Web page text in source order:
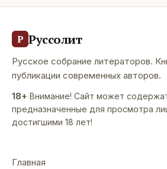
Р Руссолит
Русское собрание литераторов.
публикации современных авторов.
18+ Внимание! Сайт может
предназначенные для просмотра
достигшими 18 лет!
Главная